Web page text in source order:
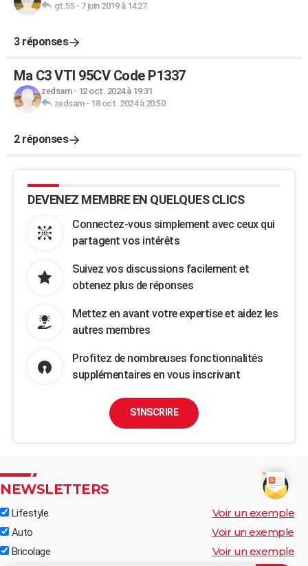
gt.55- 7 juin 2019 à 14:27
3 réponses
Ma C3 VTI 95CV Code P1337
zedsam- 12 oct. 2024 à 19:31
zedsam- 18 oct. 2024 à 20:50
2 réponses
DEVENEZ MEMBRE EN QUELQUES CLICS
Connectez-vous simplement avec ceux qui
partagent vos intérêts
Suivez vos discussions facilement et
obtenez plus de réponses
Mettez en avant votre expertise et aidez les
autres membres
Profitez de nombreuses fonctionnalités
supplémentaires en vous inscrivant
S'INSCRIRE
NEWSLETTERS
Lifestyle Voir un exemple
Auto Voir un exemple
Bricolage Voir un exemple